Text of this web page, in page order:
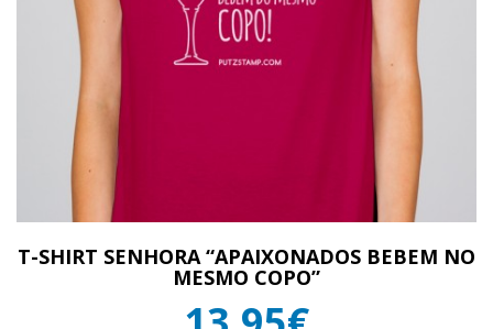
T-SHIRT SENHORA “APAIXONADOS BEBEM NO
MESMO COPO”